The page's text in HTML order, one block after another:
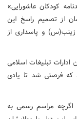
کودکان عاشورایی»
از تصمیم راسخ این
زینب(س) و پاسداری از
ادارات تبلیغات اسلامی
فرصتی شد تا یادی
اگرچه مراسم رسمی به